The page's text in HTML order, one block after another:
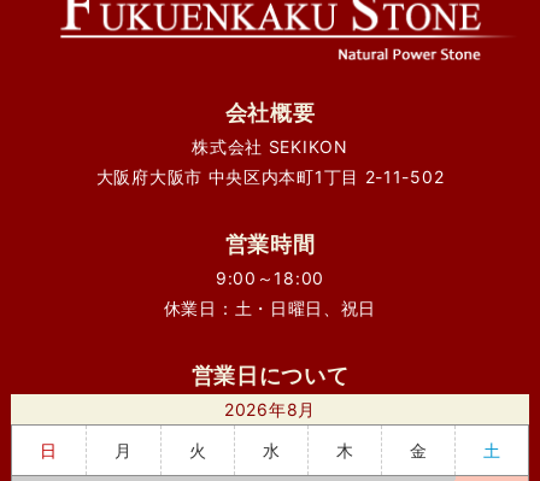
会社概要
株式会社 SEKIKON
大阪府大阪市 中央区内本町1丁目 2-11-502
営業時間
9:00～18:00
休業日：土・日曜日、祝日
営業日について
2026年8月
日
月 火 水 木 金 土